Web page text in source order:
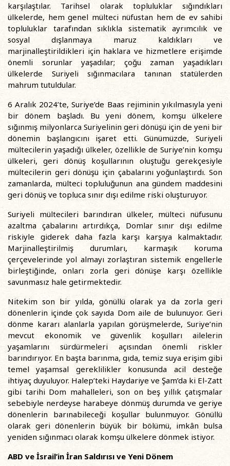
karşılaştılar. Tarihsel olarak topluluklar sığındıkları
ülkelerde, hem genel mülteci nüfustan hem de ev sahibi
topluluklar tarafından sıklıkla sistematik ayrımcılık ve
sosyal dışlanmaya maruz kaldıkları ve
marjinalleştirildikleri için haklara ve hizmetlere erişimde
önemli sorunlar yaşadılar; çoğu zaman yaşadıkları
ülkelerde Suriyeli sığınmacılara tanınan statülerden
mahrum tutuldular.
6 Aralık 2024’te, Suriye’de Baas rejiminin yıkılmasıyla yeni
bir dönem başladı. Bu yeni dönem, komşu ülkelere
sığınmış milyonlarca Suriyelinin geri dönüşü için de yeni bir
dönemin başlangıcını işaret etti. Günümüzde, Suriyeli
mültecilerin yaşadığı ülkeler, özellikle de Suriye’nin komşu
ülkeleri, geri dönüş koşullarının oluştuğu gerekçesiyle
mültecilerin geri dönüşü için çabalarını yoğunlaştırdı. Son
zamanlarda, mülteci topluluğunun ana gündem maddesini
geri dönüş ve topluca sınır dışı edilme riski oluşturuyor.
Suriyeli mültecileri barındıran ülkeler, mülteci nüfusunu
azaltma çabalarını artırdıkça, Domlar sınır dışı edilme
riskiyle giderek daha fazla karşı karşıya kalmaktadır.
Marjinalleştirilmiş durumları, karmaşık koruma
çerçevelerinde yol almayı zorlaştıran sistemik engellerle
birleştiğinde, onları zorla geri dönüşe karşı özellikle
savunmasız hale getirmektedir.
Nitekim son bir yılda, gönüllü olarak ya da zorla geri
dönenlerin içinde çok sayıda Dom aile de bulunuyor. Geri
dönme kararı alanlarla yapılan görüşmelerde, Suriye’nin
mevcut ekonomik ve güvenlik koşulları ailelerin
yaşamlarını sürdürmeleri açısından önemli riskler
barındırıyor. En başta barınma, gıda, temiz suya erişim gibi
temel yaşamsal gereklilikler konusunda acil desteğe
ihtiyaç duyuluyor. Halep’teki Haydariye ve Şam’da ki El-Zatt
gibi tarihi Dom mahalleleri, son on beş yıllık çatışmalar
sebebiyle nerdeyse harabeye dönmüş durumda ve geriye
dönenlerin barınabileceği koşullar bulunmuyor. Gönüllü
olarak geri dönenlerin büyük bir bölümü, imkân bulsa
yeniden sığınmacı olarak komşu ülkelere dönmek istiyor.
ABD ve İsrail’in İran Saldırısı ve Yeni Dönem